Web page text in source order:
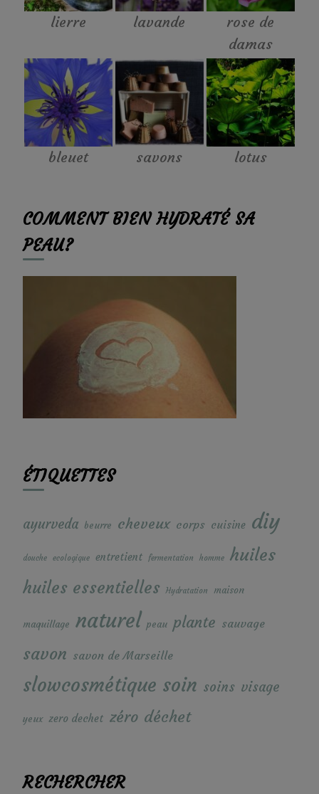
lierre lavande
rose de
damas
bleuet savons lotus
COMMENT BIEN HYDRATÉ SA
PEAU?
ÉTIQUETTES
ayurveda beurre cheveux corps cuisine diy
douche ecologique entretient fermentation homme huiles
huiles essentielles Hydratation maison
maquillage naturel peau plante sauvage
savon savon de Marseille
slowcosmétique soin soins visage
yeux zero dechet zéro déchet
RECHERCHER